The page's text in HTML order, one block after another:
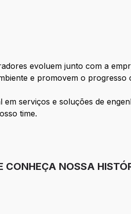
evoluem junto com a
e promovem o progresso
serviços e soluções de
time.
CONHEÇA NOSSA